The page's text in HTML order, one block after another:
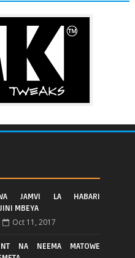
JAMVI LA HABARI
MBEYA
Oct 11, 2017
NA NEEMA MATOWE